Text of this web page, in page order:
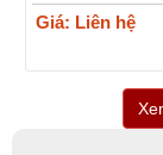
Giá: Liên hệ